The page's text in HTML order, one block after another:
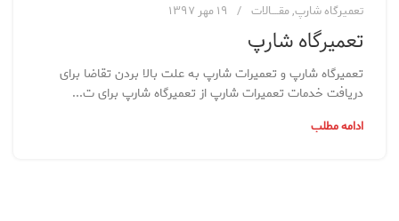
تعمیرگاه شارپ,مقــــالات ۱۹ مهر ۱۳۹۷
تعمیرگاه شارپ
تعمیرگاه شارپ و تعمیرات شارپ به علت بالا بردن تقاضا برای
دریافت خدمات تعمیرات شارپ از تعمیرگاه شارپ برای ت...
ادامه مطلب